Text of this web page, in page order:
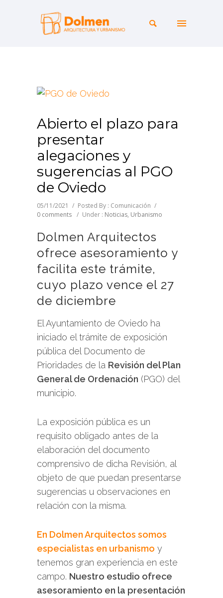
Abierto el plazo para
presentar
alegaciones y
sugerencias al PGO
de Oviedo
05/11/2021 / Posted By : Comunicación /
0 comments / Under : Noticias, Urbanismo
Dolmen Arquitectos
ofrece asesoramiento y
facilita este trámite,
cuyo plazo vence el 27
de diciembre
El Ayuntamiento de Oviedo ha
iniciado el trámite de exposición
pública del Documento de
Prioridades de la Revisión del Plan
General de Ordenación (PGO) del
municipio.
La exposición pública es un
requisito obligado antes de la
elaboración del documento
comprensivo de dicha Revisión, al
objeto de que puedan presentarse
sugerencias u observaciones en
relación con la misma.
En Dolmen Arquitectos somos
especialistas en urbanismo y
tenemos gran experiencia en este
campo. Nuestro estudio ofrece
asesoramiento en la presentación